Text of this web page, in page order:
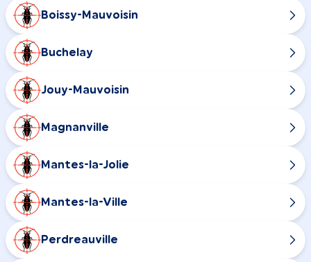
Boissy-Mauvoisin
Buchelay
Jouy-Mauvoisin
Magnanville
Mantes-la-Jolie
Mantes-la-Ville
Perdreauville